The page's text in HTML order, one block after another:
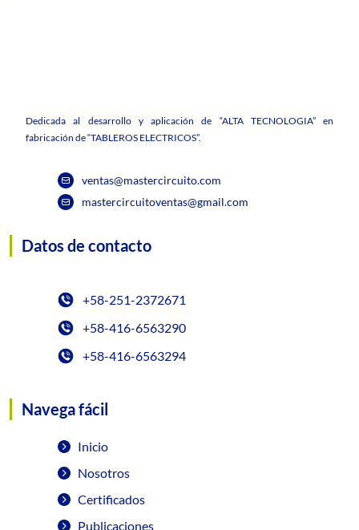
Dedicada al desarrollo y aplicación de “ALTA TECNOLOGIA” en
fabricación de “TABLEROS ELECTRICOS”.
ventas@mastercircuito.com
mastercircuitoventas@gmail.com
Datos de contacto
+58-251-2372671
+58-416-6563290
+58-416-6563294
Navega fácil
Inicio
Nosotros
Certificados
Publicaciones